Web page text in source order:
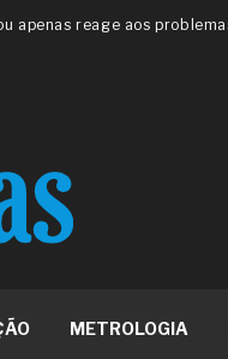
metabólica
ânus
de ovário
da fadiga crônica
cabelos ou calvície
o resultado positivo
METROLOGIA